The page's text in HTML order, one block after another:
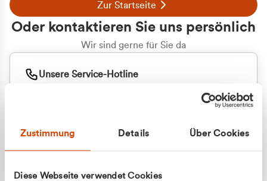
Zustimmung Details Über Cookies
Diese Webseite verwendet Cookies
Zur Startseite
Oder kontaktieren Sie uns persönlich
Wir sind gerne für Sie da
Unsere Service-Hotline
+49 177 8376058